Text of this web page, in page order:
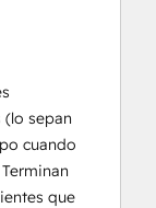
sepan
cuando
que